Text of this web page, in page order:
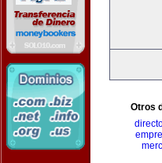
Otros